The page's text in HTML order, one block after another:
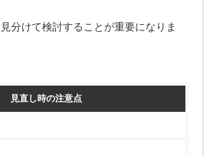
分けて検討することが重要になりま
見直し時の注意点